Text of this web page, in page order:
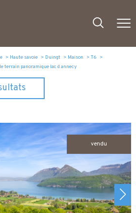
Haute savoie Duingt Maison
T6
terrain panoramique lac d annecy
vendu